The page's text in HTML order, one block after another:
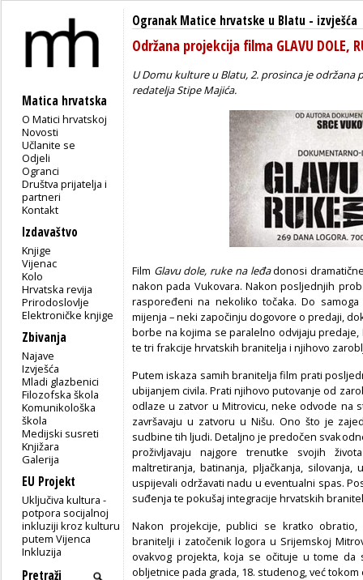
Matica hrvatska
O Matici hrvatskoj
Novosti
Učlanite se
Odjeli
Ogranci
Društva prijatelja i
partneri
Kontakt
Izdavaštvo
Knjige
Vijenac
Kolo
Hrvatska revija
Prirodoslovlje
Elektroničke knjige
Zbivanja
Najave
Izvješća
Mladi glazbenici
Filozofska škola
Komunikološka
škola
Medijski susreti
Knjižara
Galerija
EU Projekt
Uključiva kultura -
potpora socijalnoj
inkluziji kroz kulturu
putem Vijenca
Inkluzija
Ogranak Matice hrvatske u Blatu - izvješća
Održana projekcija filma GLAVU DOLE,
U Domu kulture u Blatu, 2. prosinca je održana
redatelja Stipe Majića.
Film Glavu dole, ruke na leđadonosi
nakon pada Vukovara. Nakon posljednjih
raspoređeni na nekoliko točaka. Do
mijenja – neki započinju dogovore o predaji,
borbe na kojima se paralelno odvijaju
te tri frakcije hrvatskih branitelja i njihovo
Putem iskaza samih branitelja film prati
ubijanjem civila. Prati njihovo putovanje od
odlaze u zatvor u Mitrovicu, neke odvode na
završavaju u zatvoru u Nišu. Ono što je
sudbine tih ljudi. Detaljno je predočen
proživljavaju najgore trenutke svojih
maltretiranja, batinanja, pljačkanja,
uspijevali održavati nadu u eventualni spas.
suđenja te pokušaj integracije hrvatskih
Nakon projekcije, publici se kratko
branitelji i zatočenik logora u Srijemskoj
ovakvog projekta, koja se očituje u tome
obljetnice pada grada, 18. studenog, već